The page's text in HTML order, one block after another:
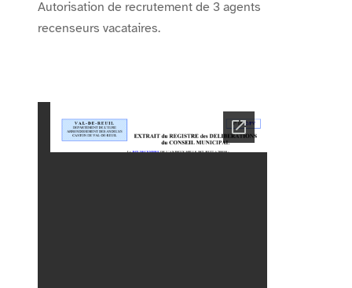
Autorisation de recrutement de 3 agents
recenseurs vacataires.